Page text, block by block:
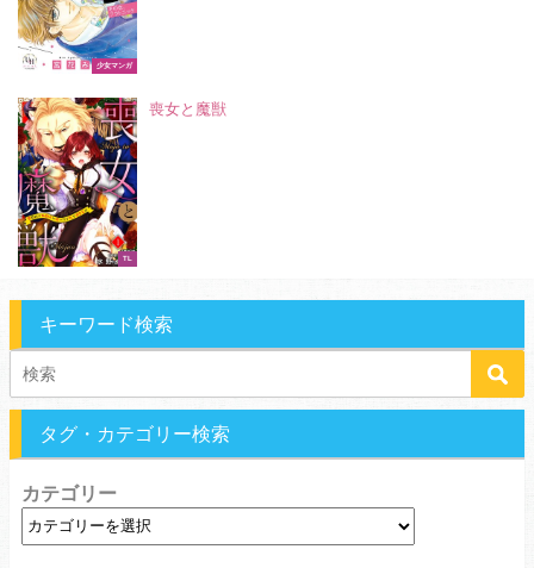
少女マンガ
TL
喪女と魔獣
キーワード検索
タグ・カテゴリー検索
カテゴリー